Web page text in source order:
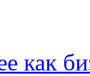
как